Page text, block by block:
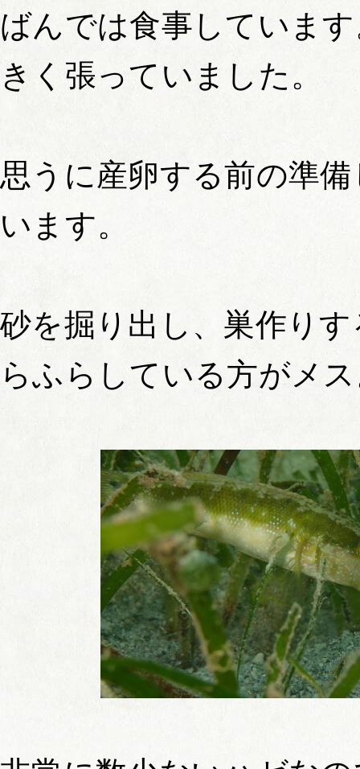
ばんでは食事していま
きく張っていました。
思うに産卵する前の準
います。
砂を掘り出し、巣作り
らふらしている方がメ